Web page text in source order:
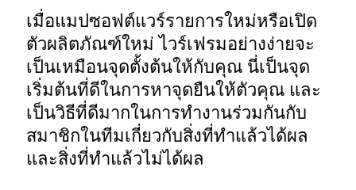
เมื่อแมปซอฟต์แวร์รายการใหม่หรือเปิด
ตัวผลิตภัณฑ์ใหม่ ไวร์เฟรมอย่างง่ายจะ
เป็นเหมือนจุดตั้งต้นให้กับคุณ นี่เป็นจุด
เริ่มต้นที่ดีในการหาจุดยืนให้ตัวคุณ และ
เป็นวิธีที่ดีมากในการทำงานร่วมกันกับ
สมาชิกในทีมเกี่ยวกับสิ่งที่ทำแล้วได้ผล
และสิ่งที่ทำแล้วไม่ได้ผล